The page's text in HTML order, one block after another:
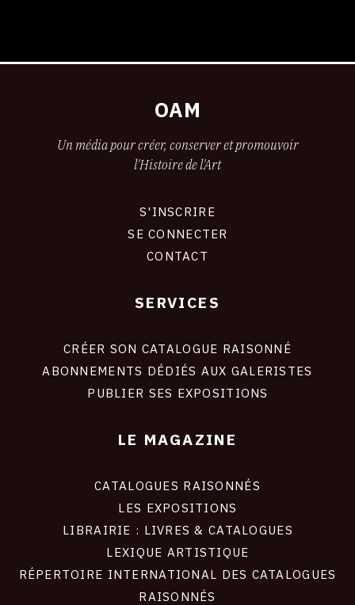
OAM
Un média pour créer, conserver et promouvoir
l'Histoire de l'Art
S'INSCRIRE
SE CONNECTER
CONTACT
SERVICES
CRÉER SON CATALOGUE RAISONNÉ
ABONNEMENTS DÉDIÉS AUX GALERISTES
PUBLIER SES EXPOSITIONS
LE MAGAZINE
CATALOGUES RAISONNÉS
LES EXPOSITIONS
LIBRAIRIE : LIVRES & CATALOGUES
LEXIQUE ARTISTIQUE
RÉPERTOIRE INTERNATIONAL DES CATALOGUES
RAISONNÉS